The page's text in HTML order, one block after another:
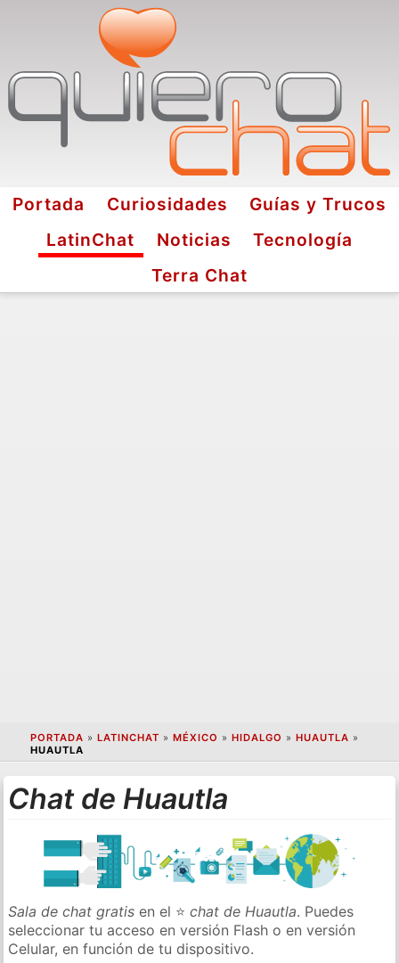
Portada Curiosidades
Guías y Trucos
LatinChat
Noticias
Tecnología
Terra Chat
PORTADA » LATINCHAT » MÉXICO » HIDALGO » HUAUTLA »
HUAUTLA
Chat de Huautla
Sala de chat gratis en el ⭐chat de Huautla. Puedes
seleccionar tu acceso en versión Flash o en versión
Celular, en función de tu dispositivo.